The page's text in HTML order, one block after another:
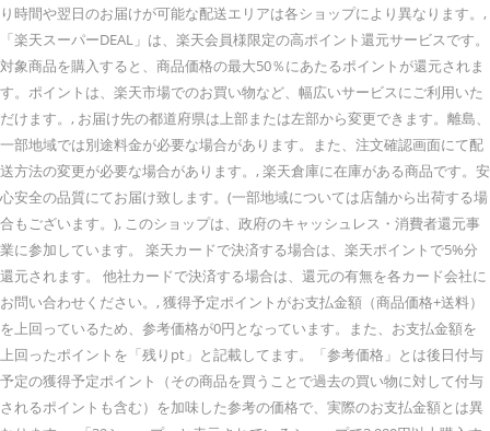
り時間や翌日のお届けが可能な配送エリアは各ショップにより異なります。,
「楽天スーパーDEAL」は、楽天会員様限定の高ポイント還元サービスです。
対象商品を購入すると、商品価格の最大50％にあたるポイントが還元されま
す。ポイントは、楽天市場でのお買い物など、幅広いサービスにご利用いた
だけます。, お届け先の都道府県は上部または左部から変更できます。離島、
一部地域では別途料金が必要な場合があります。また、注文確認画面にて配
送方法の変更が必要な場合があります。, 楽天倉庫に在庫がある商品です。安
心安全の品質にてお届け致します。(一部地域については店舗から出荷する場
合もございます。), このショップは、政府のキャッシュレス・消費者還元事
業に参加しています。 楽天カードで決済する場合は、楽天ポイントで5%分
還元されます。 他社カードで決済する場合は、還元の有無を各カード会社に
お問い合わせください。, 獲得予定ポイントがお支払金額（商品価格+送料）
を上回っているため、参考価格が0円となっています。また、お支払金額を
上回ったポイントを「残りpt」と記載してます。「参考価格」とは後日付与
予定の獲得予定ポイント（その商品を買うことで過去の買い物に対して付与
されるポイントも含む）を加味した参考の価格で、実際のお支払金額とは異